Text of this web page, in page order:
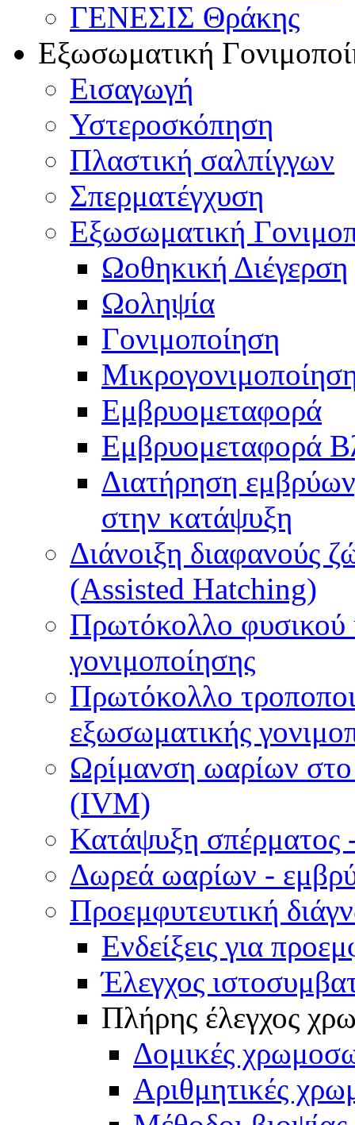
ΓΕΝΕΣΙΣ Θράκης
Εξωσωματική
Εισαγωγή
Υστεροσκόπηση
Πλαστική σαλπίγγων
Σπερματέγχυση
Εξωσωματική
Ωοθηκική Διέγερση
Ωοληψία
Γονιμοποίηση
Εμβρυομεταφορά
Εμβρυομεταφορά
Διατήρηση
στην κατάψυξη
Διάνοιξη διαφανούς
(Assisted Hatching)
Πρωτόκολλο φυσικού
γονιμοποίησης
Πρωτόκολλο
εξωσωματικής
Ωρίμανση ωαρίων
(IVM)
Κατάψυξη σπέρματος
Δωρεά ωαρίων -
Προεμφυτευτική
Ενδείξεις για
Έλεγχος
Πλήρης έλεγχος
Δομικές
Αριθμητικές